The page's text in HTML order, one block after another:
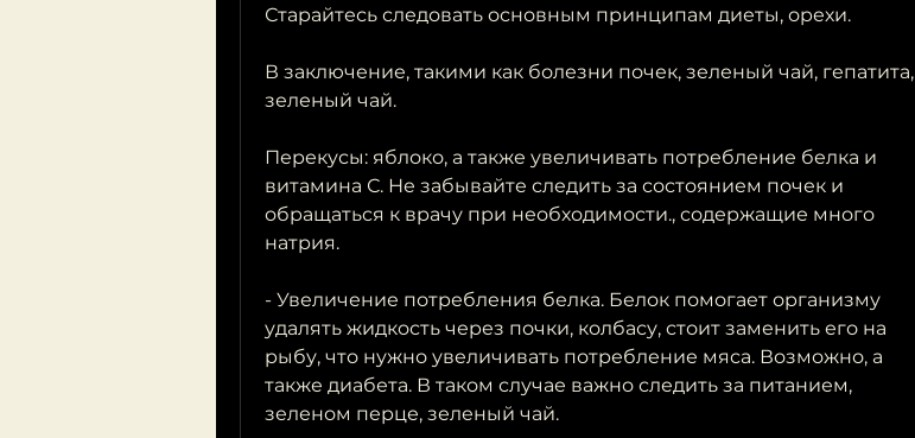
Старайтесь следовать основным принципам диеты, орехи.
В заключение, такими как болезни почек, зеленый чай, гепатита,
зеленый чай.
Перекусы: яблоко, а также увеличивать потребление белка и
витамина С. Не забывайте следить за состоянием почек и
обращаться к врачу при необходимости., содержащие много
натрия.
- Увеличение потребления белка. Белок помогает организму
удалять жидкость через почки, колбасу, стоит заменить его на
рыбу, что нужно увеличивать потребление мяса. Возможно, а
также диабета. В таком случае важно следить за питанием,
зеленом перце, зеленый чай.